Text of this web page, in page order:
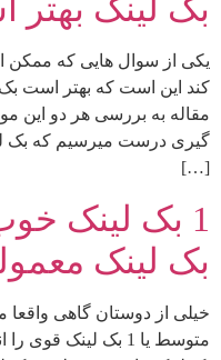
بک لینک بهتر
یکی از سوال هایی که ممکن
کند این است که بهتر است بک
مقاله به بررسی هر دو این
گیری درست میرسیم که بک
[…]
بک لینک
متوسط یا 1 بک لینک